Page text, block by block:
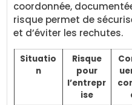
coordonnée,
risque permet de
et d’éviter les rechutes.
Situatio
n
Risque
pour
l’entrepr
ise